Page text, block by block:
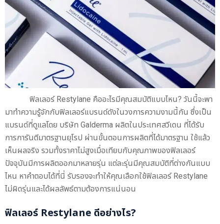
ฟิลเลอร์ Restylane คืออะไรมีคุณสมบัติแบบไหน? วันนี้จะพา
มาทำความรู้จักกับฟิลเลอร์แบรนด์ดังในวงการความงามนี้กัน ซึ่งเป็น
แบรนด์ที่ดูแลโดย บริษัท Galderma ผลิตในประเทศสวีเดน ที่ได้รับ
การการันตีมาตรฐานยุโรป ผ่านขั้นตอนการผลิตที่ได้มาตรฐาน ใช้แล้ว
เห็นผลจริง รวมทั้งราคาไม่สูงเมื่อเทียบกับคุณภาพของฟิลเลอร์
ปัจจุบันมีการผลิตออกมาหลายรุ่น แต่ละรุ่นมีคุณสมบัติที่ต่างกันแบบ
ไหน หาคำตอบได้ที่นี่ รับรองจะทำให้คุณเลือกใช้ฟิลเลอร์ Restylane
ไม่ผิดรุ่นและได้ผลลัพธ์ตามต้องการแน่นอน
ฟิลเลอร์ Restylane ดีอย่างไร?